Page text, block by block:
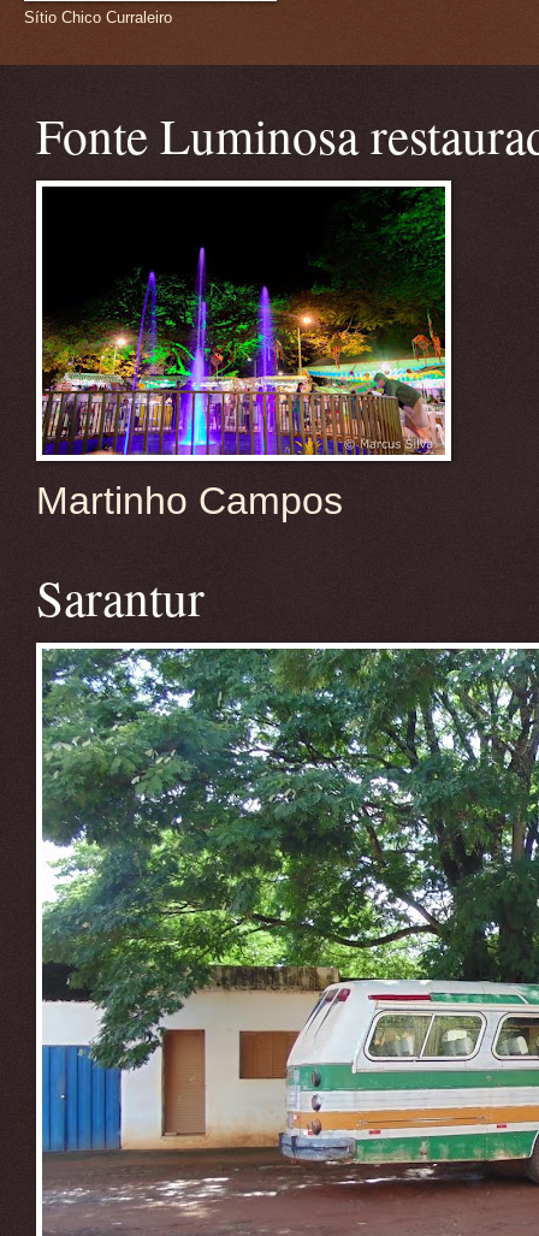
Sítio Chico Curraleiro
Fonte Luminosa
Martinho Campos
Sarantur